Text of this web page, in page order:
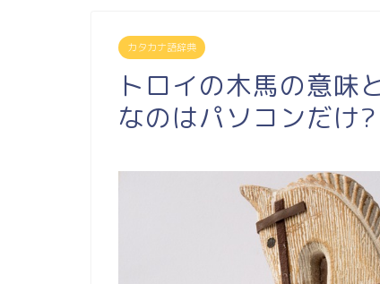
カタカナ語辞典
トロイの木馬の意味
なのはパソコンだけ?